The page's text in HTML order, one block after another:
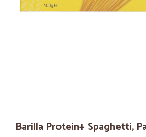
Barilla Protein+ Spaghetti,